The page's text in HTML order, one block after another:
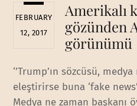
FEBRUARY
12, 2017
Amerikalı
gözünden
görünümü
‘’Trump’ın sözcüsü,
eleştirirse buna ‘fake
Medya ne zaman başkanı